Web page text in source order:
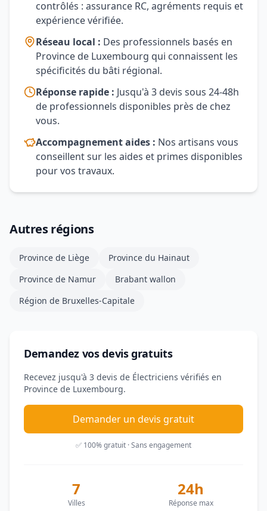
contrôlés : assurance RC, agréments requis et
expérience vérifiée.
Réseau local : Des professionnels basés en
Province de Luxembourg qui connaissent les
spécificités du bâti régional.
Réponse rapide : Jusqu'à 3 devis sous 24-48h
de professionnels disponibles près de chez
vous.
Accompagnement aides : Nos artisans vous
conseillent sur les aides et primes disponibles
pour vos travaux.
Autres régions
Province de Liège
Province du Hainaut
Province de Namur
Brabant wallon
Région de Bruxelles-Capitale
Demandez vos devis gratuits
Recevez jusqu'à 3 devis de Électriciens vérifiés en
Province de Luxembourg.
Demander un devis gratuit
✅ 100% gratuit · Sans engagement
7
Villes
24h
Réponse max